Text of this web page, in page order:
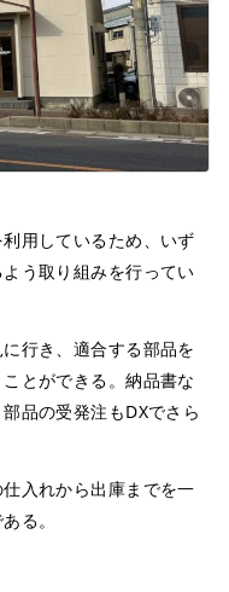
用しているため、いず
う取り組みを行ってい
行き、適合する部品を
とができる。納品書な
品の受発注もDXでさら
入れから出庫までを一
る。